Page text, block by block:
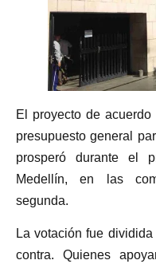
El proyecto de
presupuesto general
prosperó durante el
Medellín, en las
segunda.
La votación fue
contra. Quienes